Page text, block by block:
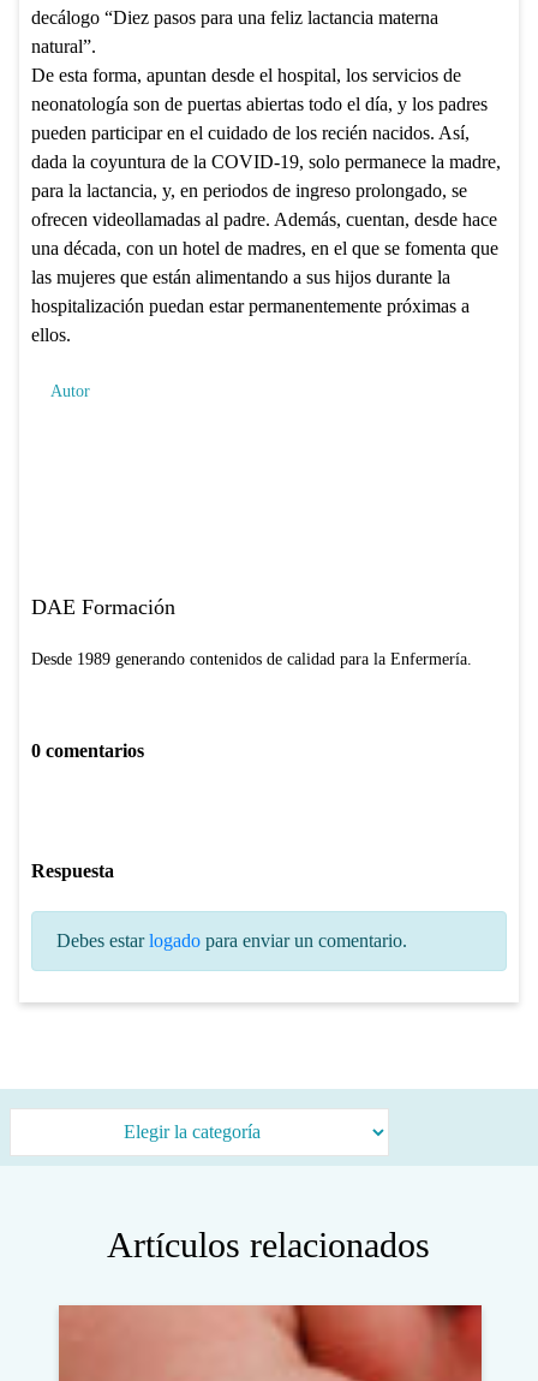
decálogo “Diez pasos para una feliz lactancia materna
natural”.
De esta forma, apuntan desde el hospital, los servicios de
neonatología son de puertas abiertas todo el día, y los padres
pueden participar en el cuidado de los recién nacidos. Así,
dada la coyuntura de la COVID-19, solo permanece la madre,
para la lactancia, y, en periodos de ingreso prolongado, se
ofrecen videollamadas al padre. Además, cuentan, desde hace
una década, con un hotel de madres, en el que se fomenta que
las mujeres que están alimentando a sus hijos durante la
hospitalización puedan estar permanentemente próximas a
ellos.
Autor
DAE Formación
Desde 1989 generando contenidos de calidad para la Enfermería.
0 comentarios
Respuesta
Debes estarlogadopara enviar un comentario.
Artículos relacionados